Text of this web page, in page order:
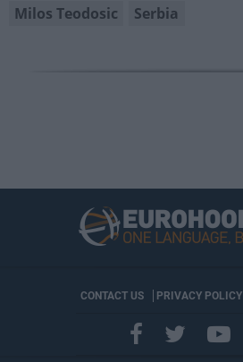
Milos Teodosic
Serbia
CONTACT US PRIVACY POLICY